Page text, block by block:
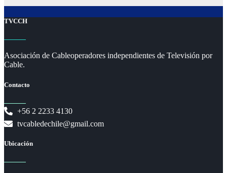
TVCCH
Asociación de Cableoperadores independientes de Televisión por
Cable.
Contacto
+56 2 2233 4130
tvcabledechile@gmail.com
Ubicación